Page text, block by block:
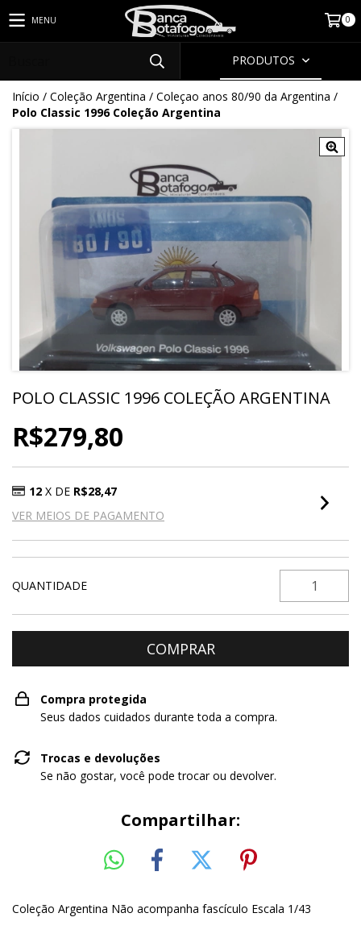
MENU 0
PRODUTOS
Início / Coleção Argentina / Coleçao anos 80/90 da Argentina /
Polo Classic 1996 Coleção Argentina
POLO CLASSIC 1996 COLEÇÃO ARGENTINA
R$279,80
12 X DE R$28,47
VER MEIOS DE PAGAMENTO
QUANTIDADE
Compra protegida
Seus dados cuidados durante toda a compra.
Trocas e devoluções
Se não gostar, você pode trocar ou devolver.
Compartilhar:
Coleção Argentina Não acompanha fascículo Escala 1/43